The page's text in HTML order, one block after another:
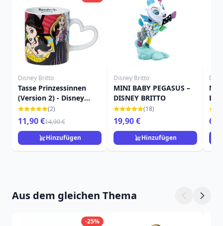
Disney Britto
Tasse Prinzessinnen
(Version 2) - Disney
Britto
(2)
11,90 €14,90 €
Hinzufügen
Disney Britto
MINI BABY PEGASUS –
DISNEY BRITTO
(18)
19,90 €
Hinzufügen
Aus dem gleichen Thema
-25%